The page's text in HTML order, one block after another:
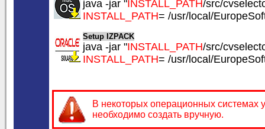
java -jar "INSTALL_PATH/src/
INSTALL_PATH= /usr/local/
Setup IZPACK
java -jar "INSTALL_PATH/src/
INSTALL_PATH= /usr/local/
В некоторых операционных системах
необходимо создать вручную.